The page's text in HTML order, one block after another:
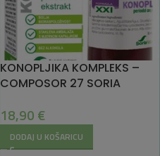
KONOPLJIKA KOMPLEKS –
COMPOSOR 27 SORIA
18,90 €
DODAJ U KOŠARICU